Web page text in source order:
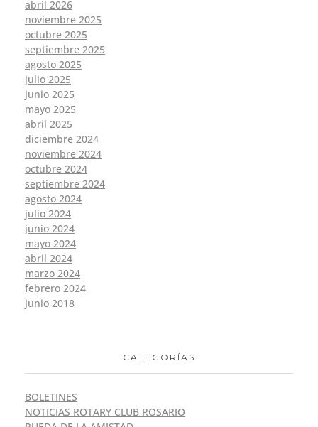
abril 2026
noviembre 2025
octubre 2025
septiembre 2025
agosto 2025
julio 2025
junio 2025
mayo 2025
abril 2025
diciembre 2024
noviembre 2024
octubre 2024
septiembre 2024
agosto 2024
julio 2024
junio 2024
mayo 2024
abril 2024
marzo 2024
febrero 2024
junio 2018
CATEGORÍAS
BOLETINES
NOTICIAS ROTARY CLUB ROSARIO